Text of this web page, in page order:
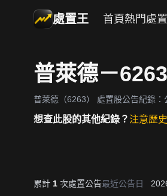
處置王 首頁 熱門處
普萊德－
普萊德（6263） 處置股公告紀錄：
想查此股的其他紀錄？注意歷史
累計 1 次處置公告最近公告日